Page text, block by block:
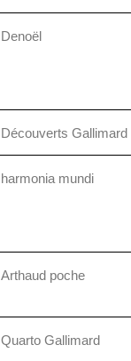
Denoël
Découverts Gallimard
harmonia mundi
Arthaud poche
Quarto Gallimard